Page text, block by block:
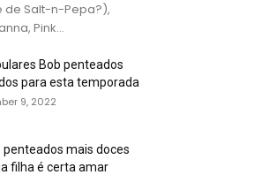
Salt-n-Pepa?),
Pink...
Bob penteados
para esta temporada
9, 2022
penteados mais doces
filha é certa amar